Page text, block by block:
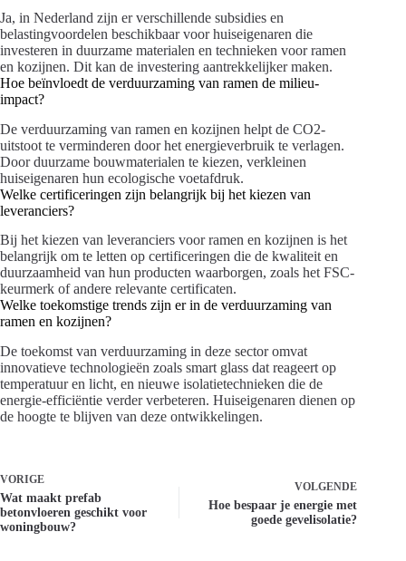
Ja, in Nederland zijn er verschillende subsidies en
belastingvoordelen beschikbaar voor huiseigenaren die
investeren in duurzame materialen en technieken voor ramen
en kozijnen. Dit kan de investering aantrekkelijker maken.
Hoe beïnvloedt de verduurzaming van ramen de milieu-
impact?
De verduurzaming van ramen en kozijnen helpt de CO2-
uitstoot te verminderen door het energieverbruik te verlagen.
Door duurzame bouwmaterialen te kiezen, verkleinen
huiseigenaren hun ecologische voetafdruk.
Welke certificeringen zijn belangrijk bij het kiezen van
leveranciers?
Bij het kiezen van leveranciers voor ramen en kozijnen is het
belangrijk om te letten op certificeringen die de kwaliteit en
duurzaamheid van hun producten waarborgen, zoals het FSC-
keurmerk of andere relevante certificaten.
Welke toekomstige trends zijn er in de verduurzaming van
ramen en kozijnen?
De toekomst van verduurzaming in deze sector omvat
innovatieve technologieën zoals smart glass dat reageert op
temperatuur en licht, en nieuwe isolatietechnieken die de
energie-efficiëntie verder verbeteren. Huiseigenaren dienen op
de hoogte te blijven van deze ontwikkelingen.
VORIGE
Wat maakt prefab
betonvloeren geschikt voor
woningbouw?
VOLGENDE
Hoe bespaar je energie met
goede gevelisolatie?